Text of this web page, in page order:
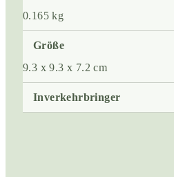
0.165 kg
Größe
9.3 x 9.3 x 7.2 cm
Inverkehrbringer